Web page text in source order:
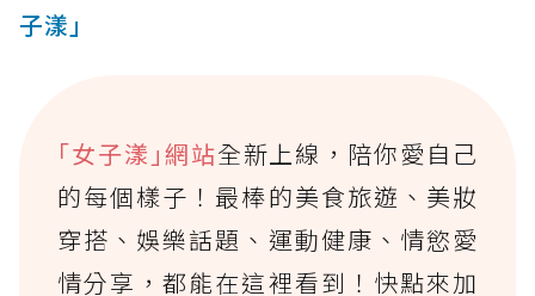
子漾」
｢女子漾｣網站全新上線，陪你愛自己
的每個樣子！最棒的美食旅遊、美妝
穿搭、娛樂話題、運動健康、情慾愛
情分享，都能在這裡看到！快點來加